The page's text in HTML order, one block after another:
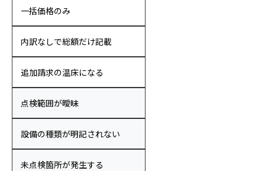
一括価格のみ
内訳なしで総額だけ記載
追加請求の温床になる
点検範囲が曖昧
設備の種類が明記されない
未点検箇所が発生する